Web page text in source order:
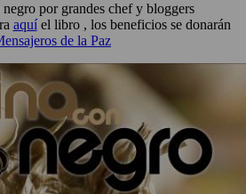
negro por grandes chef y bloggers
aquíel libro , los beneficios se donarán
de la Paz